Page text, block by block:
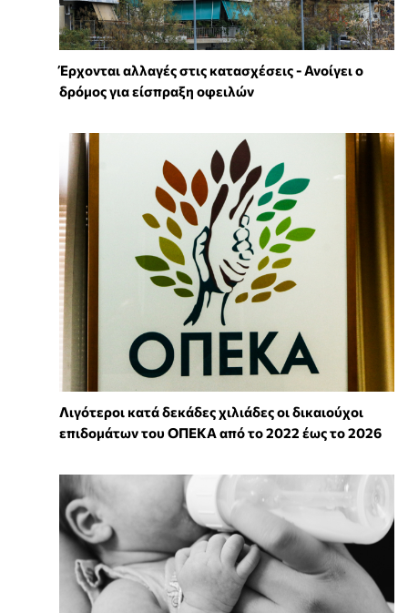
Έρχονται αλλαγές στις κατασχέσεις - Ανοίγει ο
δρόμος για είσπραξη οφειλών
Λιγότεροι κατά δεκάδες χιλιάδες οι δικαιούχοι
επιδομάτων του ΟΠΕΚΑ από το 2022 έως το 2026